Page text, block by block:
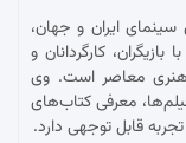
ایران و جهان،
کارگردانان و
هنری معاصر است. وی
معرفی کتاب‌های
قابل توجهی دارد.